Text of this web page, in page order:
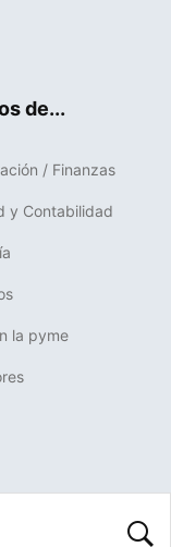
de...
/ Finanzas
y Contabilidad
la pyme